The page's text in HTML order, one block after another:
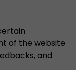
of the website
and